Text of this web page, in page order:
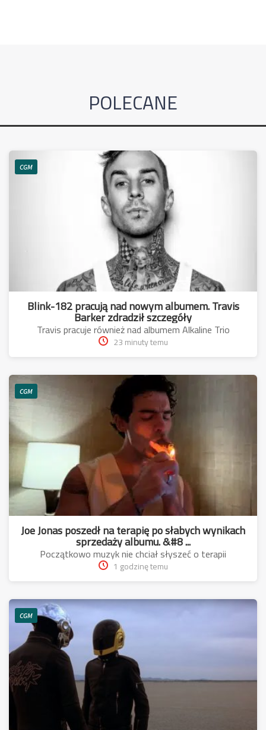
POLECANE
CGM
Blink-182 pracują nad nowym albumem. Travis
Barker zdradził szczegóły
Travis pracuje również nad albumem Alkaline Trio
23 minuty temu
CGM
Joe Jonas poszedł na terapię po słabych wynikach
sprzedaży albumu. &#8 ...
Początkowo muzyk nie chciał słyszeć o terapii
1 godzinę temu
CGM